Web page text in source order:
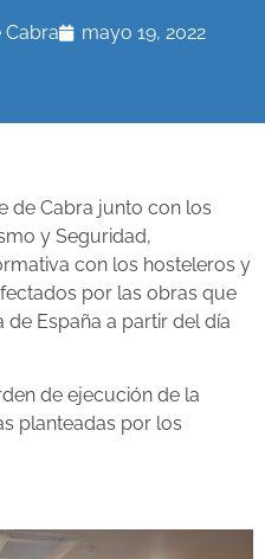
mayo 19, 2022
de Cabra junto con los
y Seguridad,
con los hosteleros y
por las obras que
de España a partir del día
de ejecución de la
planteadas por los